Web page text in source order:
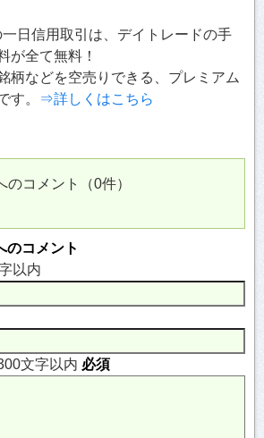
一日信用取引は、デイトレードの手
が全て無料！
柄などを空売りできる、プレミアム
す。
⇒詳しくはこちら
のコメント（0件）
のコメント
以内
文字以内 必須